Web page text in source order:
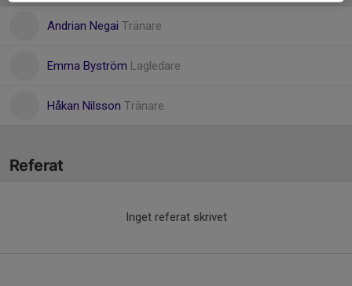
Andrian Negai Tränare
Emma Byström Lagledare
Håkan Nilsson Tränare
Referat
Inget referat skrivet